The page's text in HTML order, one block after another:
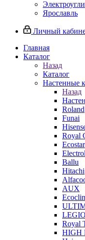
Электроугли
Ярославль
Личный
Главная
Каталог
Назад
Каталог
Настенные
Назад
Roland
Funai
Royal
Ecostar
Ballu
Hitachi
AUX
Royal
HIGH